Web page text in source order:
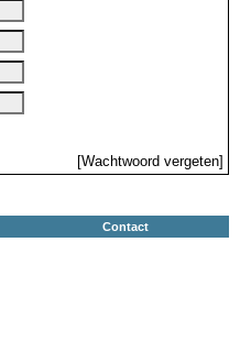
[Wachtwoord vergeten]
Contact